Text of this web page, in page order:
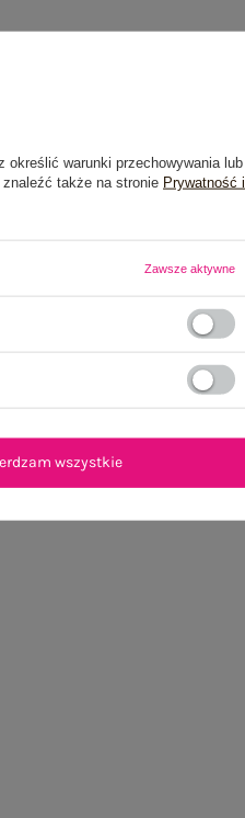
określić warunki przechowywania lub
także na stronie Prywatność i
Zawsze aktywne
wszystkie